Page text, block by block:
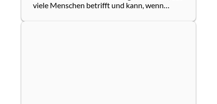
viele Menschen betrifft und kann, wenn